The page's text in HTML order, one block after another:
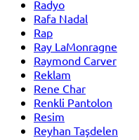
Radyo
Rafa Nadal
Rap
Ray LaMonragne
Raymond Carver
Reklam
Rene Char
Renkli Pantolon
Resim
Reyhan Taşdelen